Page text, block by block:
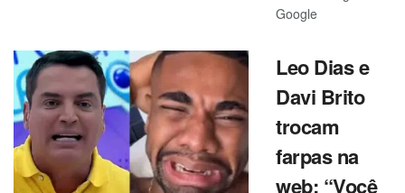
Google
Leo Dias e
Davi Brito
trocam
farpas na
web: “Você